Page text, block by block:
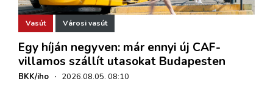
Vasút Városi vasút
Egy híján negyven: már ennyi új CAF-
villamos szállít utasokat Budapesten
BKK/iho · 2026.08.05. 08:10